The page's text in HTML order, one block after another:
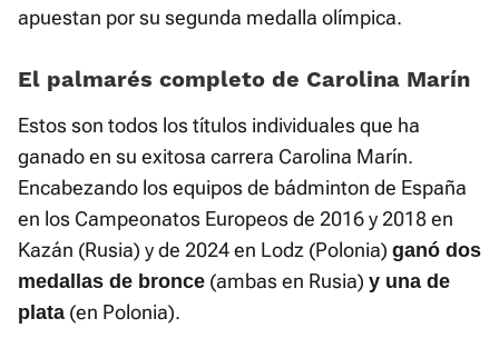
apuestan por su segunda medalla olímpica.
El palmarés completo de Carolina Marín
Estos son todos los títulos individuales que ha
ganado en su exitosa carrera Carolina Marín.
Encabezando los equipos de bádminton de España
en los Campeonatos Europeos de 2016 y 2018 en
Kazán (Rusia) y de 2024 en Lodz (Polonia) ganó dos
medallas de bronce (ambas en Rusia) y una de
plata (en Polonia).